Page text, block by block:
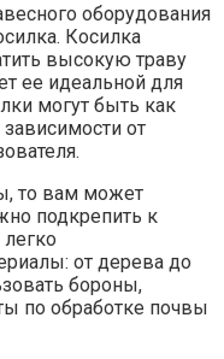
оборудования
Косилка
высокую траву
ее идеальной для
могут быть как
от
то вам может
подкрепить к
от дерева до
бороны,
по обработке почвы